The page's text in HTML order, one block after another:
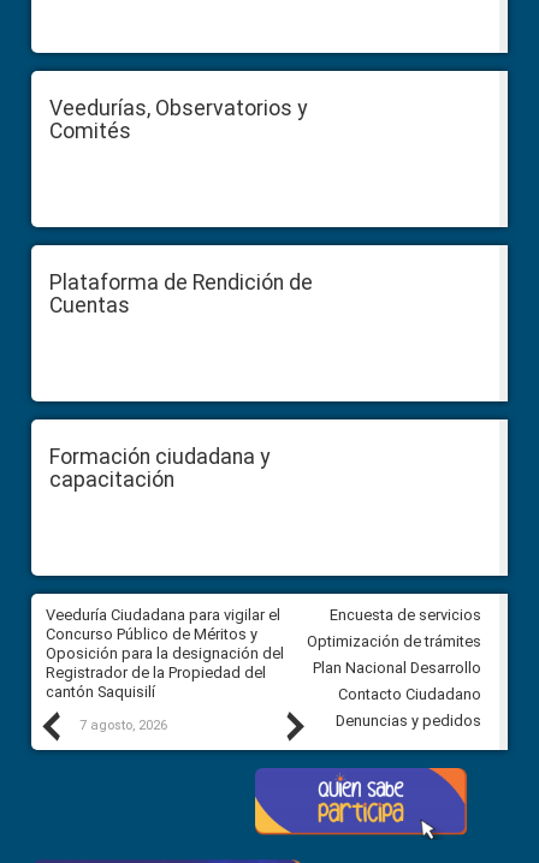
Veedurías, Observatorios y
Comités
Plataforma de Rendición de
Cuentas
Formación ciudadana y
capacitación
Previous
Veeduría Ciudadana para vigilar el
Concurso Público de Méritos y
Oposición para la designación del
Registrador de la Propiedad del
cantón Saquisilí
7 agosto, 2026
Veeduría Ciudadana para
construcción del asfaltado de
Ballenita del cantón Santa
7 agosto, 2026
Next
Encuesta de servicios
Optimización de trámites
Plan Nacional Desarrollo
Contacto Ciudadano
Denuncias y pedidos